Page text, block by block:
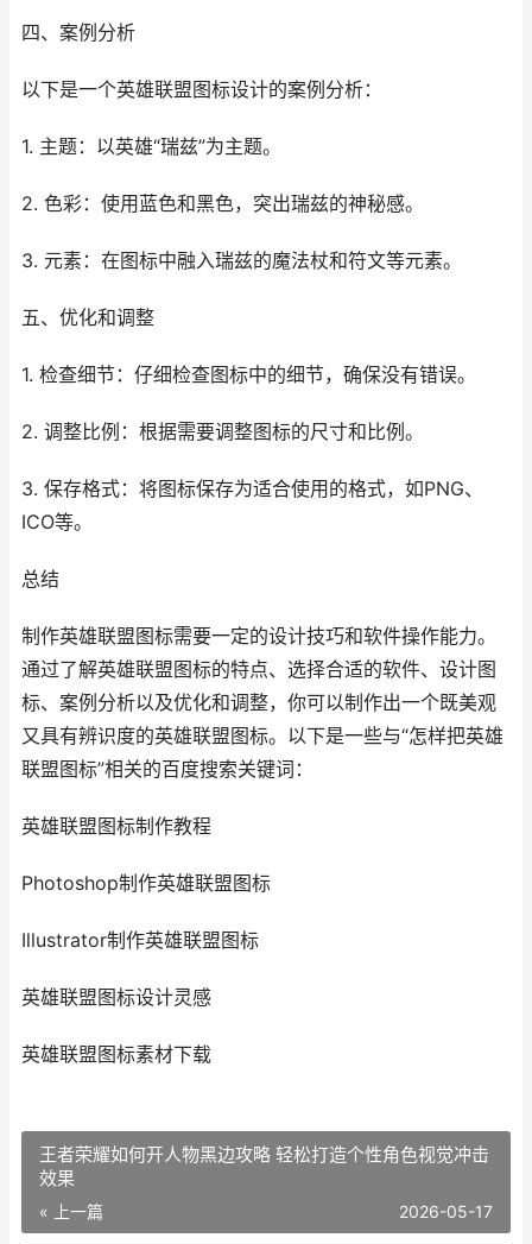
四、案例分析
以下是一个英雄联盟图标设计的案例分析：
1. 主题：以英雄“瑞兹”为主题。
2. 色彩：使用蓝色和黑色，突出瑞兹的神秘感。
3. 元素：在图标中融入瑞兹的魔法杖和符文等元素。
五、优化和调整
1. 检查细节：仔细检查图标中的细节，确保没有错误。
2. 调整比例：根据需要调整图标的尺寸和比例。
3. 保存格式：将图标保存为适合使用的格式，如PNG、
ICO等。
总结
制作英雄联盟图标需要一定的设计技巧和软件操作能力。
通过了解英雄联盟图标的特点、选择合适的软件、设计图
标、案例分析以及优化和调整，你可以制作出一个既美观
又具有辨识度的英雄联盟图标。以下是一些与“怎样把英雄
联盟图标”相关的百度搜索关键词：
英雄联盟图标制作教程
Photoshop制作英雄联盟图标
Illustrator制作英雄联盟图标
英雄联盟图标设计灵感
英雄联盟图标素材下载
王者荣耀如何开人物黑边攻略 轻松打造个性角色视觉冲击
效果
« 上一篇 2026-05-17